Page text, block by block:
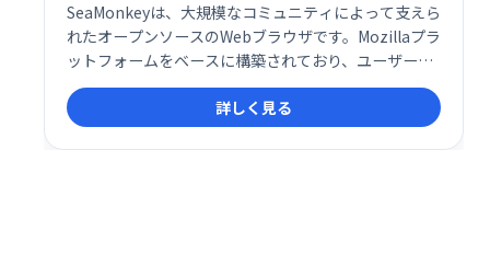
SeaMonkeyは、大規模なコミュニティによって支えら
れたオープンソースのWebブラウザです。Mozillaプラ
ットフォームをベースに構築されており、ユーザーか
らの貢献によって機能が拡張されます。プログラマー
はアドオンやソースコードを提供し、人気の高いアド
オンは将来のバージョンに統合されます。活発なコミ
ュニティと拡張性の高さが特徴です。
詳しく見る